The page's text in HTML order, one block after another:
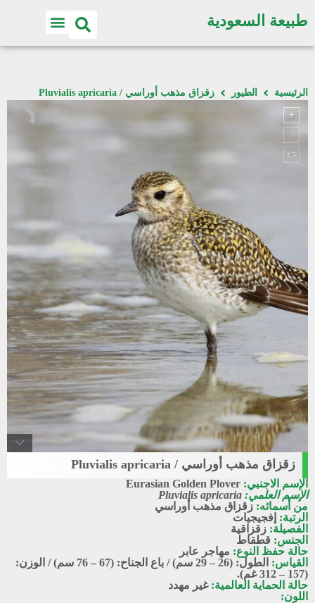
طبيعة السعودية
الرئيسية الطيور زقزاق مذهب أوراسي / Pluvialis apricaria
European_golden_plover
زقزاق مذهب أوراسي / Pluvialis apricaria
الإسم الاجنبي: Eurasian Golden Plover
الإسم العلمي: Pluvialis apricaria
من أسمائه: زقزاق مذهب أوراسي
الرتبة: إفجيجيات
الفصيلة: زقزاقية
الجنس: قطقاط
حالة حفظ النوع: مهاجر عابر
القياس:
الطول: (26 – 29 سم) / باع الجناح: (67 – 76 سم) / الوزن:
(157 – 312 غم).
حالة الحماية العالمية:غير مهدد
اللون: